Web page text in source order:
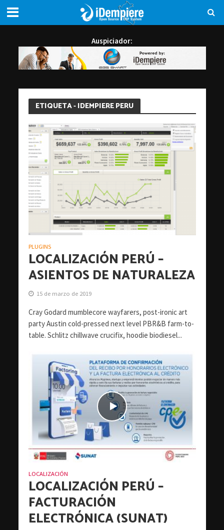
Auspiciador:
ETIQUETA - IDEMPIERE PERU
PLUGINS
LOCALIZACIÓN PERÚ –
ASIENTOS DE NATURALEZA
15 de marzo de 2019
Cray Godard mumblecore wayfarers, post-ironic art
party Austin cold-pressed next level PBR&B farm-to-
table. Schlitz chillwave crucifix, hoodie biodiesel...
LOCALIZACIÓN
LOCALIZACIÓN PERÚ –
FACTURACIÓN
ELECTRÓNICA (SUNAT)